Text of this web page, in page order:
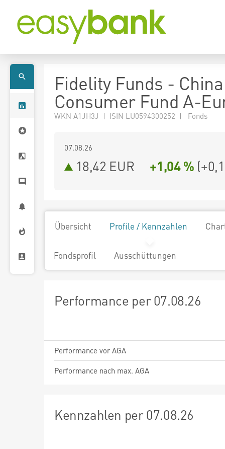
Fidelity Funds - China
Consumer Fund A-
WKN A1JH3J | ISIN LU0594300252 | Fonds
07.08.26
18,42 EUR +1,04 % (
Übersicht Profile / Kennzahlen
Fondsprofil Ausschüttungen
Performance per 07.08.26
Performance vor AGA
Performance nach max. AGA
Kennzahlen per 07.08.26